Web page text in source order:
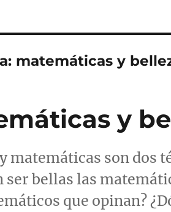
matemáticas y
y
matemáticas son dos
ser bellas las
que opinan?